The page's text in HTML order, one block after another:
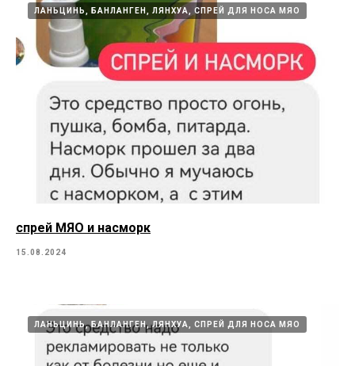
ЛАНЬЦИНЬ, БАНЛАНГЕН, ЛЯНХУА, СПРЕЙ ДЛЯ НОСА МЯО
спрей МЯО и насморк
15.08.2024
ЛАНЬЦИНЬ, БАНЛАНГЕН, ЛЯНХУА, СПРЕЙ ДЛЯ НОСА МЯО